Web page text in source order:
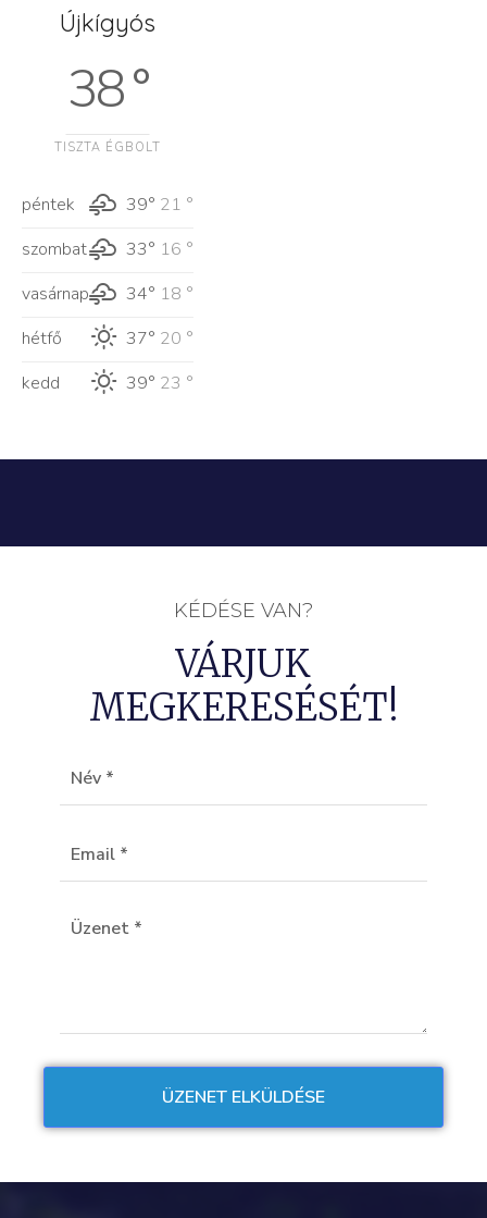
Újkígyós
38 °
TISZTA ÉGBOLT
péntek 39° 21 °
szombat
33° 16 °
vasárnap
34° 18 °
hétfő
37° 20 °
kedd
39° 23 °
KÉDÉSE VAN?
VÁRJUK
MEGKERESÉSÉT!